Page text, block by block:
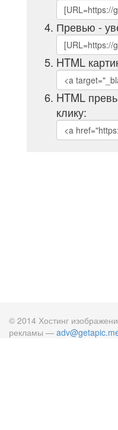
Превью -
HTML
HTML
клику:
© 2014 Хостинг
рекламы —